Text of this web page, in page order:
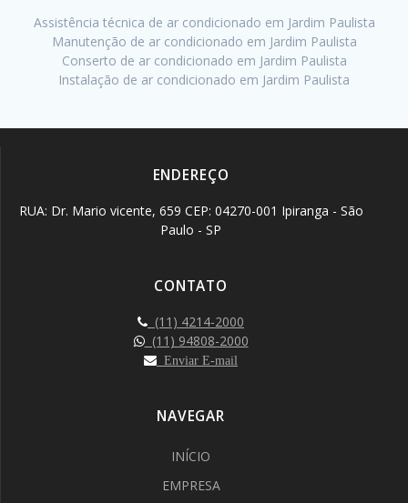
Assistência técnica de ar condicionado em Jardim Paulista
Manutenção de ar condicionado em Jardim Paulista
Conserto de ar condicionado em Jardim Paulista
Instalação de ar condicionado em Jardim Paulista
ENDEREÇO
RUA: Dr. Mario vicente, 659 CEP: 04270-001 Ipiranga - São
Paulo - SP
CONTATO
(11) 4214-2000
(11) 94808-2000
Enviar E-mail
NAVEGAR
INÍCIO
EMPRESA